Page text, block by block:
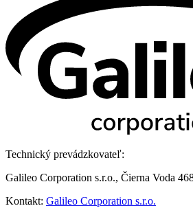
Technický prevádzkovateľ:
Galileo Corporation s.r.o., Čierna Voda
Kontakt: Galileo Corporation s.r.o.